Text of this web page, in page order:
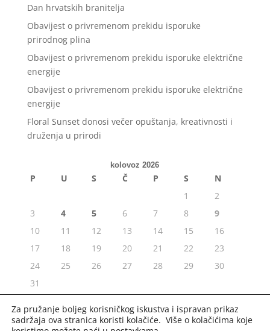
Dan hrvatskih branitelja
Obavijest o privremenom prekidu isporuke
prirodnog plina
Obavijest o privremenom prekidu isporuke električne
energije
Obavijest o privremenom prekidu isporuke električne
energije
Floral Sunset donosi večer opuštanja, kreativnosti i
druženja u prirodi
kolovoz 2026
P U S Č P S
N
1
2
3
4 5 6 7 8
9
10
11 12 13 14 15
16
17
18 19 20 21 22
23
24
25 26 27 28 29
30
31
« srp
Za pružanje boljeg korisničkog iskustva i ispravan prikaz
sadržaja ova stranica koristi kolačiće. Više o kolačićima koje